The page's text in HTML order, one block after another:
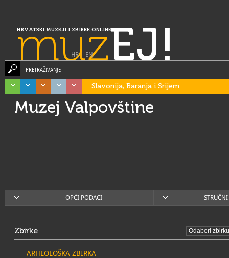
HRVATSKI MUZEJI I ZBIRKE ONLINE
muzEJ!
HR| EN
PRETRAŽIVANJE
Slavonija, Baranja i Srijem
Muzej Valpovštine
OPĆI PODACI
Zbirke
ARHEOLOŠKA ZBIRKA